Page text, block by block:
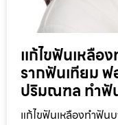
แก้ไขฟันเหลือ
รากฟันเทียม
ปริมณฑล ทำฟั
แก้ไขฟันเหลืองทำฟัน